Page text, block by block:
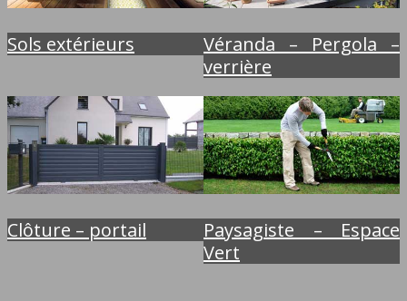
Sols extérieurs
Véranda – Pergola –
verrière
Clôture – portail
Paysagiste – Espace
Vert